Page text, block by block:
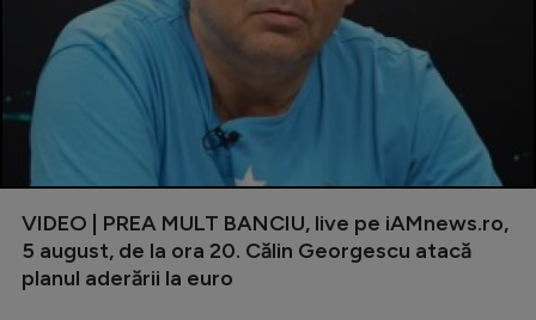
VIDEO | PREA MULT BANCIU, live pe iAMnews.ro,
5 august, de la ora 20. Călin Georgescu atacă
planul aderării la euro